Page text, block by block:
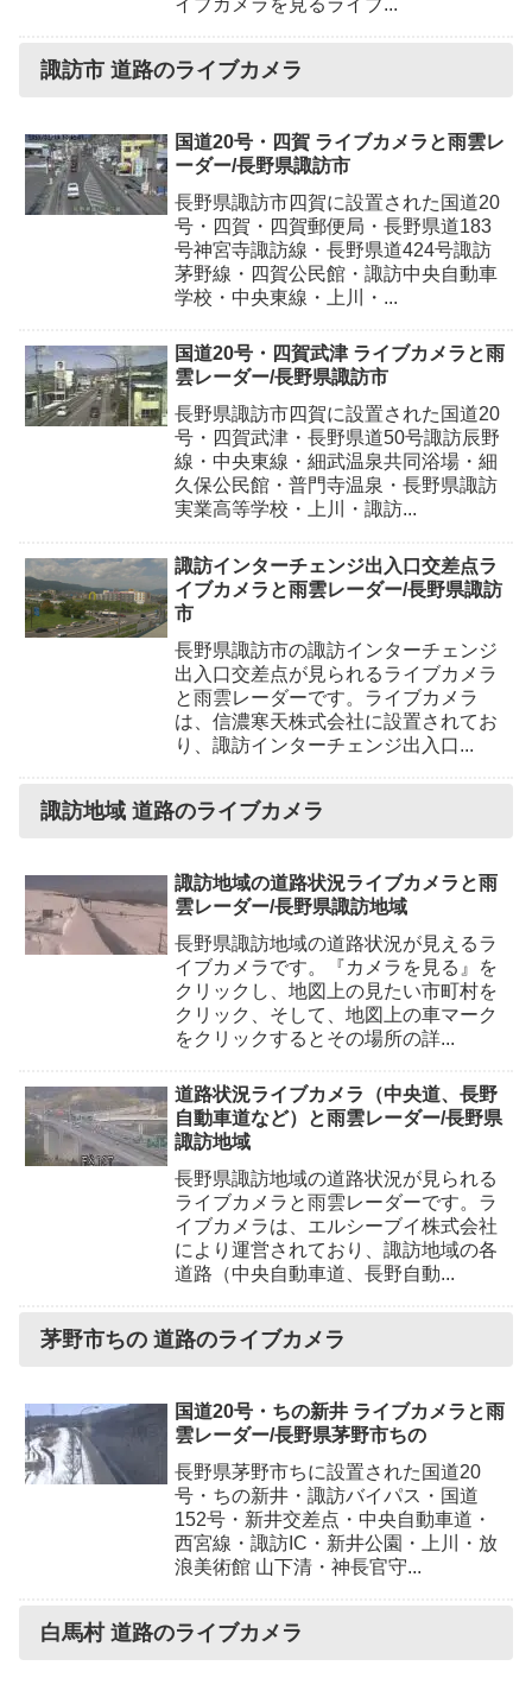
イブカメラを見るライブ...
諏訪市 道路のライブカメラ
国道20号・四賀 ライブカメラと雨雲レ
ーダー/長野県諏訪市
長野県諏訪市四賀に設置された国道20
号・四賀・四賀郵便局・長野県道183
号神宮寺諏訪線・長野県道424号諏訪
茅野線・四賀公民館・諏訪中央自動車
学校・中央東線・上川・...
国道20号・四賀武津 ライブカメラと雨
雲レーダー/長野県諏訪市
長野県諏訪市四賀に設置された国道20
号・四賀武津・長野県道50号諏訪辰野
線・中央東線・細武温泉共同浴場・細
久保公民館・普門寺温泉・長野県諏訪
実業高等学校・上川・諏訪...
諏訪インターチェンジ出入口交差点ラ
イブカメラと雨雲レーダー/長野県諏訪
市
長野県諏訪市の諏訪インターチェンジ
出入口交差点が見られるライブカメラ
と雨雲レーダーです。ライブカメラ
は、信濃寒天株式会社に設置されてお
り、諏訪インターチェンジ出入口...
諏訪地域 道路のライブカメラ
諏訪地域の道路状況ライブカメラと雨
雲レーダー/長野県諏訪地域
長野県諏訪地域の道路状況が見えるラ
イブカメラです。『カメラを見る』を
クリックし、地図上の見たい市町村を
クリック、そして、地図上の車マーク
をクリックするとその場所の詳...
道路状況ライブカメラ（中央道、長野
自動車道など）と雨雲レーダー/長野県
諏訪地域
長野県諏訪地域の道路状況が見られる
ライブカメラと雨雲レーダーです。ラ
イブカメラは、エルシーブイ株式会社
により運営されており、諏訪地域の各
道路（中央自動車道、長野自動...
茅野市ちの 道路のライブカメラ
国道20号・ちの新井 ライブカメラと雨
雲レーダー/長野県茅野市ちの
長野県茅野市ちに設置された国道20
号・ちの新井・諏訪バイパス・国道
152号・新井交差点・中央自動車道・
西宮線・諏訪IC・新井公園・上川・放
浪美術館 山下清・神長官守...
白馬村 道路のライブカメラ